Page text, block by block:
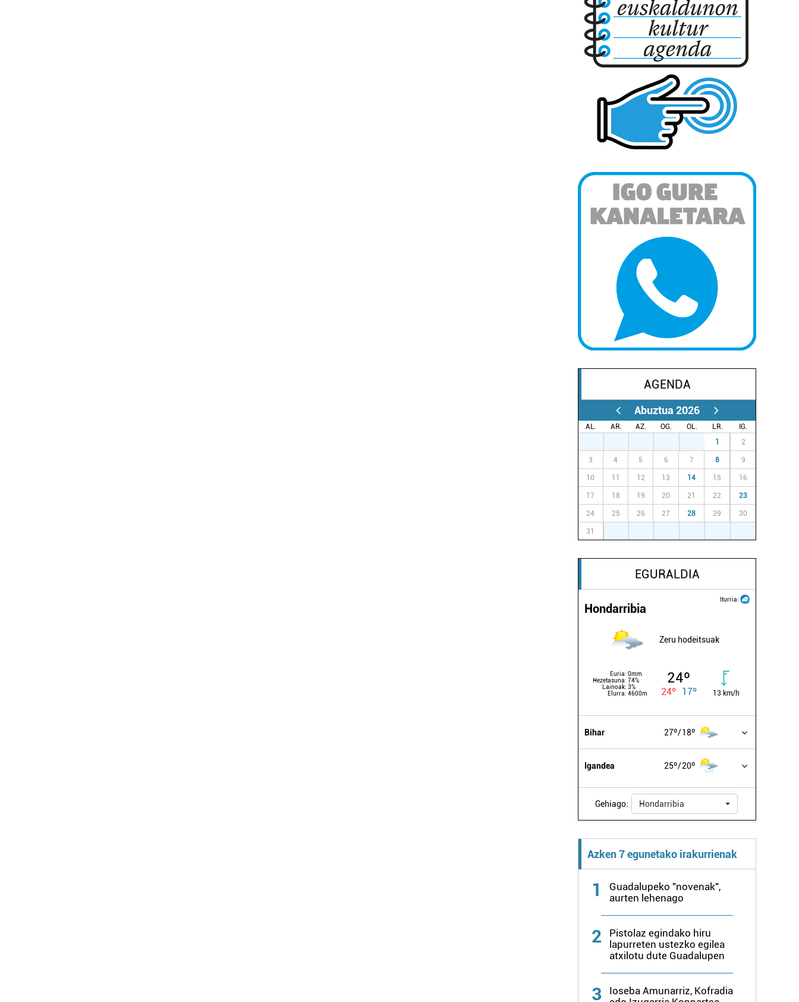
AGENDA
Abuztua 2026
AL. AR. AZ. OG. OL. LR.
IG.
1 2
3 4 5 6 7 8 9
10 11 12 13 14 15 16
17 18 19 20 21 22 23
24 25 26 27 28 29 30
31
EGURALDIA
Iturria:
Hondarribia
Zeru hodeitsuak
Euria: 0mm
Hezetasuna: 74%
Lainoak: 3%
Elurra: 4600m
24º
24º 17º 13 km/h
Bihar 27º 18º
Igandea 25º 20º
Gehiago: Hondarribia
Azken 7 egunetako irakurrienak
1
Guadalupeko "novenak",
aurten lehenago
2
Pistolaz egindako hiru
lapurreten ustezko egilea
atxilotu dute Guadalupen
3
Ioseba Amunarriz, Kofradia